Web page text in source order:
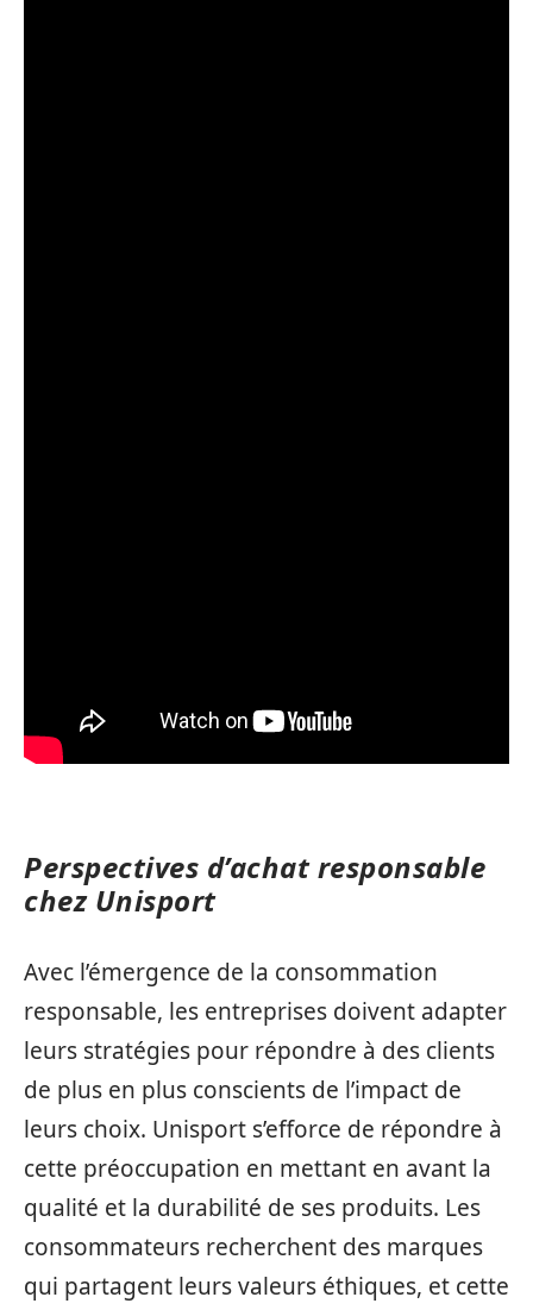
Perspectives d’achat responsable
chez Unisport
Avec l’émergence de la consommation
responsable, les entreprises doivent adapter
leurs stratégies pour répondre à des clients
de plus en plus conscients de l’impact de
leurs choix. Unisport s’efforce de répondre à
cette préoccupation en mettant en avant la
qualité et la durabilité de ses produits. Les
consommateurs recherchent des marques
qui partagent leurs valeurs éthiques, et cette